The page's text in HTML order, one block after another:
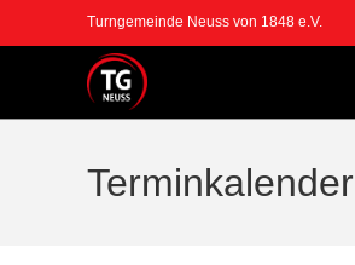
Turngemeinde Neuss von 1848 e.V.
Terminkalender